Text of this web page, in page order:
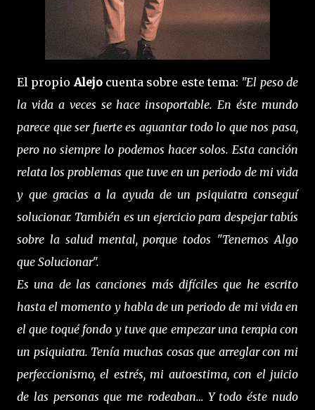
El propioAlejocuenta sobre este tema: "El peso de
la vida a veces se hace insoportable. En éste mundo
parece que ser fuerte es aguantar todo lo que nos pasa,
pero no siempre lo podemos hacer solos. Esta canción
relata los problemas que tuve en un periodo de mi vida
y que gracias a la ayuda de un psiquiatra conseguí
solucionar. También es un ejercicio para despejar tabús
sobre la salud mental, porque todos "Tenemos Algo
que Solucionar".
Es una de las canciones más difíciles que he escrito
hasta el momento y habla de un periodo de mi vida en
el que toqué fondo y tuve que empezar una terapia con
un psiquiatra. Tenía muchas cosas que arreglar con mi
perfeccionismo, el estrés, mi autoestima, con el juicio
de las personas que me rodeaban… Y todo éste nudo